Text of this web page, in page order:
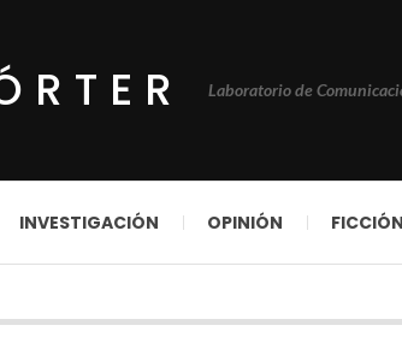
Laboratorio de
INVESTIGACIÓN OPINIÓN FICCIÓN